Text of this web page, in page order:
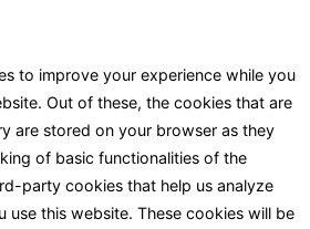
to improve your experience while you
Out of these, the cookies that are
are stored on your browser as they
of basic functionalities of the
party cookies that help us analyze
use this website. These cookies will be